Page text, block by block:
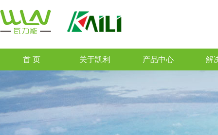
首 页 关于凯利 产品中心 解